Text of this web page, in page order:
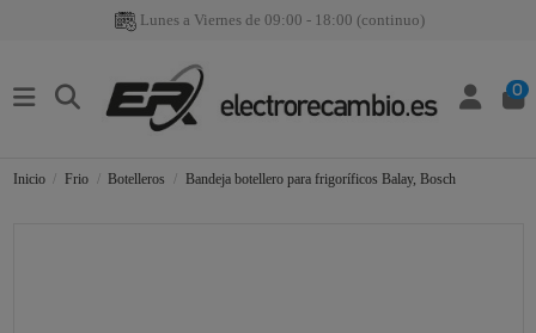
Lunes a Viernes de 09:00 - 18:00 (continuo)
0
Inicio Frio Botelleros Bandeja botellero para frigoríficos Balay, Bosch